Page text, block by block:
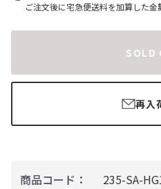
商品コード：
235-SA-
ご注文後に宅急便送料を加算した金
SOLD
再入